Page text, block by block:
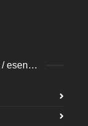
email: baskiciniz03@gmail.com / esenyurtbaski@gmail.com